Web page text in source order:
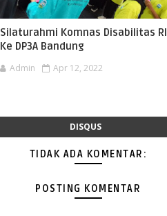
Silaturahmi Komnas Disabilitas RI
Ke DP3A Bandung
Admin Apr 12, 2022
DISQUS
TIDAK ADA KOMENTAR:
POSTING KOMENTAR